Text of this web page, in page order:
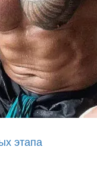
этапа